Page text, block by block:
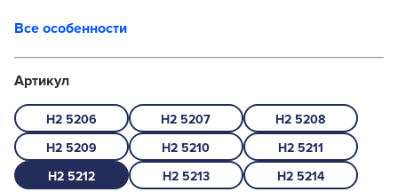
обес...
Все особенности
Артикул
H2 5206 H2 5207
H2 5208
H2 5209
H2 5210
H2 5211
H2 5212
H2 5213 H2 5214